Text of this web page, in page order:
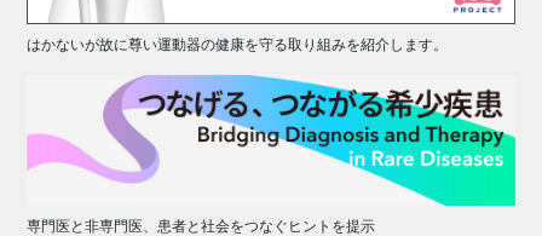
はかないが故に尊い運動器の健康を守る取り組みを紹介します。
専門医と非専門医、患者と社会をつなぐヒントを提示